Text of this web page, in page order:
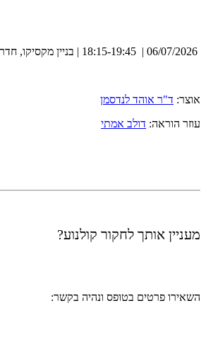
אוצר: ד"ר אוהד לנדסמן
עוזר הוראה: דולב אמתי
מעניין אותך לחקור קולנוע?
השאירו פרטים בטופס ונהיה בקשר: